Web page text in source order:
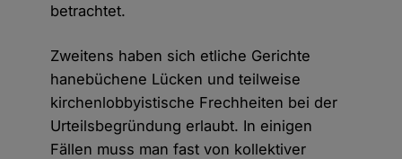
betrachtet.
Zweitens haben sich etliche Gerichte
hanebüchene Lücken und teilweise
kirchenlobbyistische Frechheiten bei der
Urteilsbegründung erlaubt. In einigen
Fällen muss man fast von kollektiver